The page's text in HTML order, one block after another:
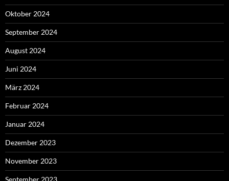
Oktober 2024
September 2024
August 2024
Juni 2024
März 2024
Februar 2024
Januar 2024
Dezember 2023
November 2023
September 2023